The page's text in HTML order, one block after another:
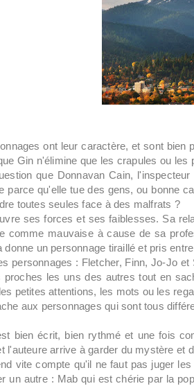
ont leur caractère, et sont
Gin n'élimine que les crapules ou
que Donnavan Cain,
parce qu'elle tue des gens, ou bonne
toutes seules face à des malfrats ?
ses forces et ses faiblesses. Sa
comme mauvaise à cause de sa
donne un personnage tiraillé et pris
personnages : Fletcher, Finn, Jo-Jo
proches les uns des autres tout en
petites attentions, les mots ou les
aux personnages qui sont tous
bien écrit, bien rythmé et une fois
l'auteure arrive à garder du mystère et
vite compte qu'il ne faut pas juger
un autre : Mab qui est chérie par la